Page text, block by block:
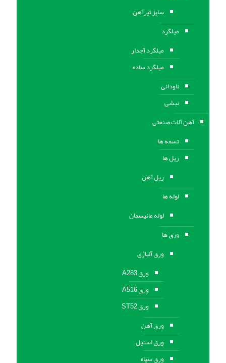
سایز تیرآهن
میلگرد
میلگرد آجدار
میلگرد ساده
ناودانی
نبشی
آهن آلات صنعتی
تسمه ها
ریل ها
ریل آهن
لوله ها
لوله مانیسمان
ورق ها
ورق آلیاژی
ورق A283
ورق A516
ورق ST52
ورق آهن
ورق استیل
ورق سیاه